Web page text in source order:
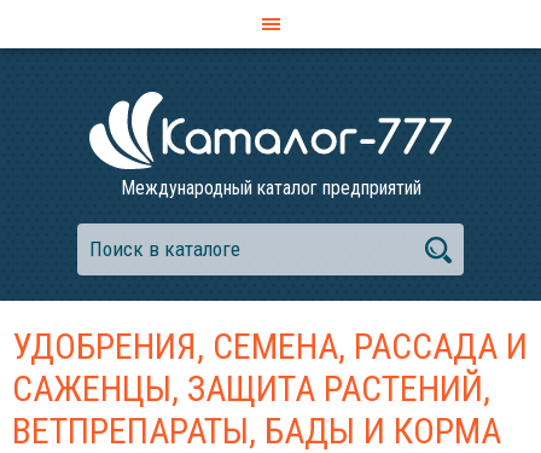
Международный каталог предприятий
УДОБРЕНИЯ, СЕМЕНА, РАССАДА И
САЖЕНЦЫ, ЗАЩИТА РАСТЕНИЙ,
ВЕТПРЕПАРАТЫ, БАДЫ И КОРМА